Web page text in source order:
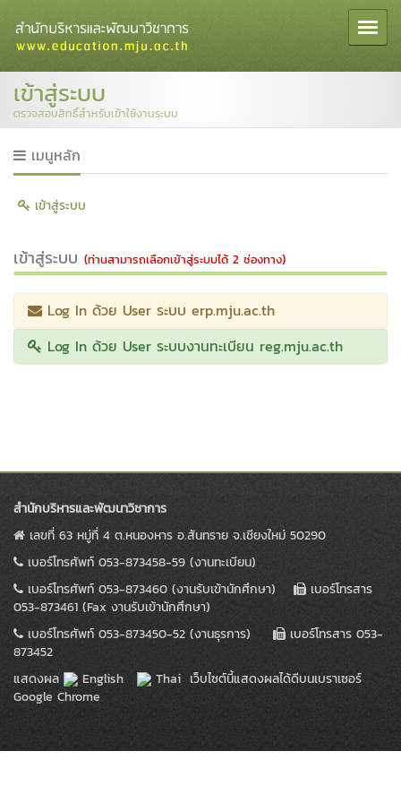
Toggle
เข้าสู่ระบบ
ตรวจสอบสิทธิ์สำหรับเข้าใช้งานระบบ
เมนูหลัก
เข้าสู่ระบบ
เข้าสู่ระบบ (ท่านสามารถเลือกเข้าสู่ระบบได้ 2 ช่องทาง)
Log In ด้วย User ระบบ erp.mju.ac.th
Log In ด้วย User ระบบงานทะเบียน reg.mju.ac.th
สำนักบริหารและพัฒนาวิชาการ
เลขที่ 63 หมู่ที่ 4 ต.หนองหาร อ.สันทราย จ.เชียงใหม่ 50290
เบอร์โทรศัพท์ 053-873458-59 (งานทะเบียน)
เบอร์โทรศัพท์ 053-873460 (งานรับเข้านักศึกษา)
เบอร์โทรสาร
053-873461 (Fax งานรับเข้านักศึกษา)
เบอร์โทรศัพท์ 053-873450-52 (งานธุรการ)
เบอร์โทรสาร 053-
873452
แสดงผล
English Thai เว็บไซต์นี้แสดงผลได้ดีบนเบราเซอร์
Google Chrome